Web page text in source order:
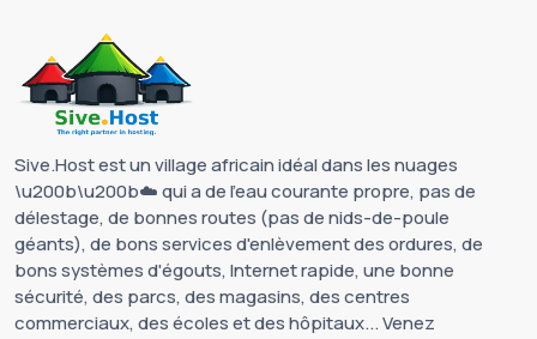
Sive.Host est un village africain idéal dans les nuages
\u200b\u200b☁️ qui a de l'eau courante propre, pas de
délestage, de bonnes routes (pas de nids-de-poule
géants), de bons services d'enlèvement des ordures, de
bons systèmes d'égouts, Internet rapide, une bonne
sécurité, des parcs, des magasins, des centres
commerciaux, des écoles et des hôpitaux... Venez